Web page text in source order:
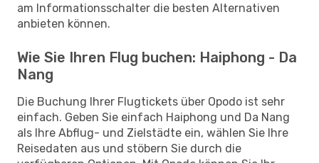
am Informationsschalter die besten Alternativen
anbieten können.
Wie Sie Ihren Flug buchen: Haiphong - Da
Nang
Die Buchung Ihrer Flugtickets über Opodo ist sehr
einfach. Geben Sie einfach Haiphong und Da Nang
als Ihre Abflug- und Zielstädte ein, wählen Sie Ihre
Reisedaten aus und stöbern Sie durch die